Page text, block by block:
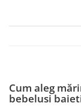
Cum aleg
bebelusi